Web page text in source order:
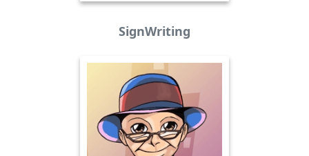
SignWriting